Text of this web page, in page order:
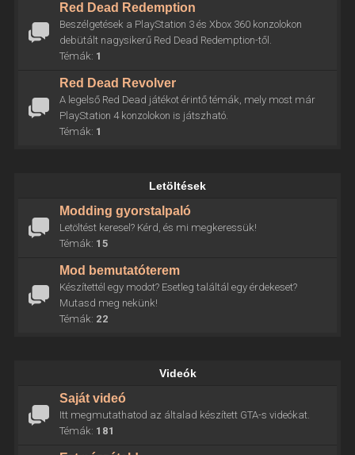
Red Dead Redemption
Beszélgetések a PlayStation 3 és Xbox 360 konzolokon
debütált nagysikerű Red Dead Redemption-től.
Témák: 1
Red Dead Revolver
A legelső Red Dead játékot érintő témák, mely most már
PlayStation 4 konzolokon is játszható.
Témák: 1
Letöltések
Modding gyorstalpaló
Letöltést keresel? Kérd, és mi megkeressük!
Témák: 15
Mod bemutatóterem
Készítettél egy modot? Esetleg találtál egy érdekeset?
Mutasd meg nekünk!
Témák: 22
Videók
Saját videó
Itt megmutathatod az általad készített GTA-s videókat.
Témák: 181